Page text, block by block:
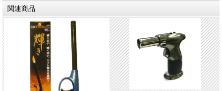
関連商品